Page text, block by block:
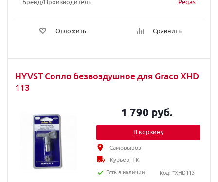
Бренд/Производитель Pegas
Отложить Сравнить
HYVST Сопло безвоздушное для Graco XHD
113
1 790 руб.
В корзину
Самовывоз
Курьер, ТК
Есть в наличии
Код: *XHD113